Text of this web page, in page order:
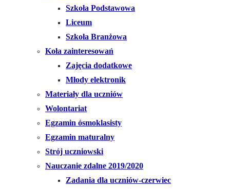
Szkoła Podstawowa
Liceum
Szkoła Branżowa
Koła zainteresowań
Zajęcia dodatkowe
Młody elektronik
Materiały dla uczniów
Wolontariat
Egzamin ósmoklasisty
Egzamin maturalny
Strój uczniowski
Nauczanie zdalne 2019/2020
Zadania dla uczniów-czerwiec